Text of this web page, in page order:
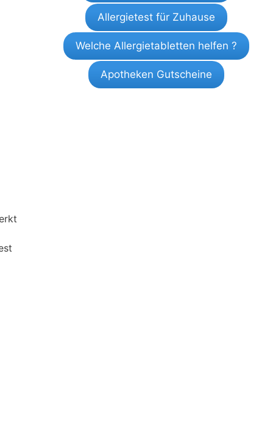
Allergietest für Zuhause
Welche Allergietabletten helfen ?
Apotheken Gutscheine